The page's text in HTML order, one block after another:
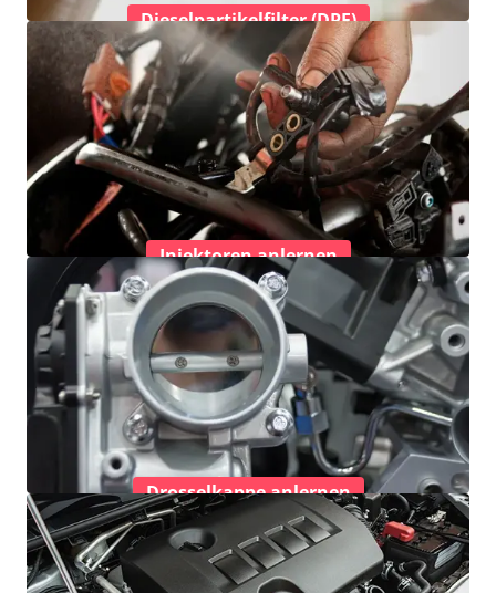
Dieselpartikelfilter (DPF)
Injektoren anlernen
Drosselkappe anlernen